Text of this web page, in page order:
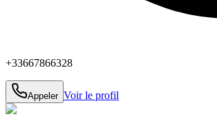
+33667866328
Appeler Voir le profil